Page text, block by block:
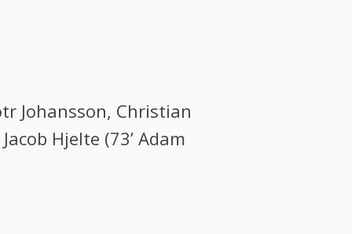
Johansson, Christian
Hjelte (73’ Adam